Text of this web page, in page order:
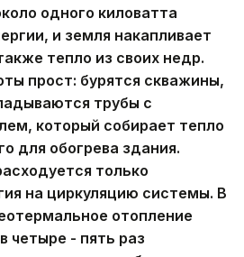
одного киловатта
и земля накапливает
тепло из своих недр.
прост: бурятся скважины,
трубы с
который собирает тепло
для обогрева здания.
только
на циркуляцию системы. В
отопление
четыре - пять раз